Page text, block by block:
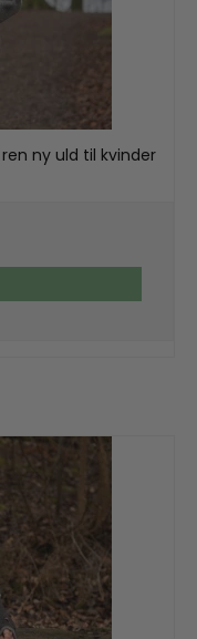
ny uld til kvinder